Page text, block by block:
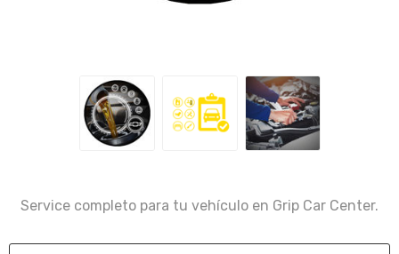
Service completo para tu vehículo en Grip Car Center.